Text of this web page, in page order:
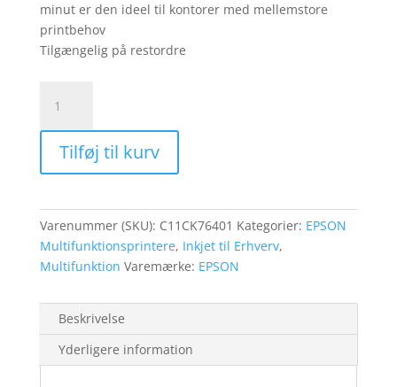
minut er den ideel til kontorer med mellemstore
printbehov
Tilgængelig på restordre
WorkForce
Pro
WF-
M5899DWF
Mono
antal
Tilføj til kurv
Varenummer (SKU): C11CK76401 Kategorier: EPSON
Multifunktionsprintere, Inkjet til Erhverv,
Multifunktion Varemærke: EPSON
Beskrivelse
Yderligere information